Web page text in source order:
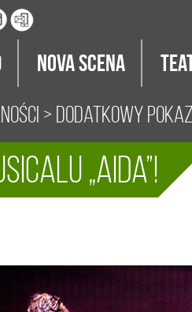
Nova Scena
> Dodatkowy pokaz
„AIDA”!